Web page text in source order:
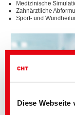
Diese Webseite
Medizinische
Zahnärztliche
Sport- und